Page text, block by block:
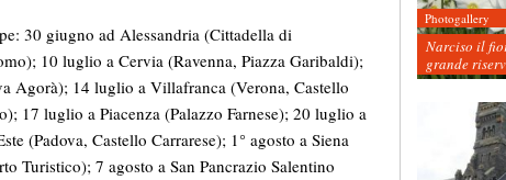
30 giugno ad Alessandria (Cittadella di
10 luglio a Cervia (Ravenna, Piazza Garibaldi);
Agorà); 14 luglio a Villafranca (Verona, Castello
17 luglio a Piacenza (Palazzo Farnese); 20 luglio a
(Padova, Castello Carrarese); 1° agosto a Siena
Turistico); 7 agosto a San Pancrazio Salentino
Photogallery
Narciso il
grande